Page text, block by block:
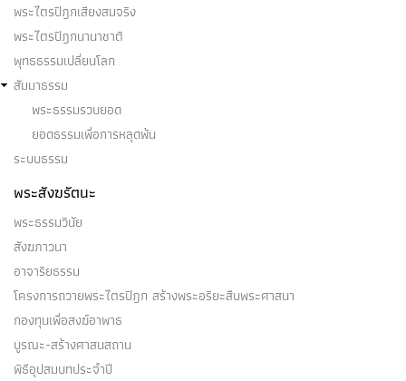
พระไตรปิฎกเสียงสมจริง
พระไตรปิฎกนานาชาติ
พุทธธรรมเปลี่ยนโลก
สัมมาธรรม
พระธรรมรวบยอด
ยอดธรรมเพื่อการหลุดพ้น
ระบบธรรม
พระสังฆรัตนะ
พระธรรมวินัย
สังฆภาวนา
อาจาริยธรรม
โครงการถวายพระไตรปิฎก สร้างพระอริยะสืบพระศาสนา
กองทุนเพื่อสงฆ์อาพาธ
บูรณะ-สร้างศาสนสถาน
พิธีอุปสมบทประจำปี